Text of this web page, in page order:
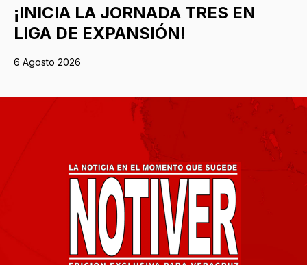
¡INICIA LA JORNADA TRES EN
LIGA DE EXPANSIÓN!
6 Agosto 2026